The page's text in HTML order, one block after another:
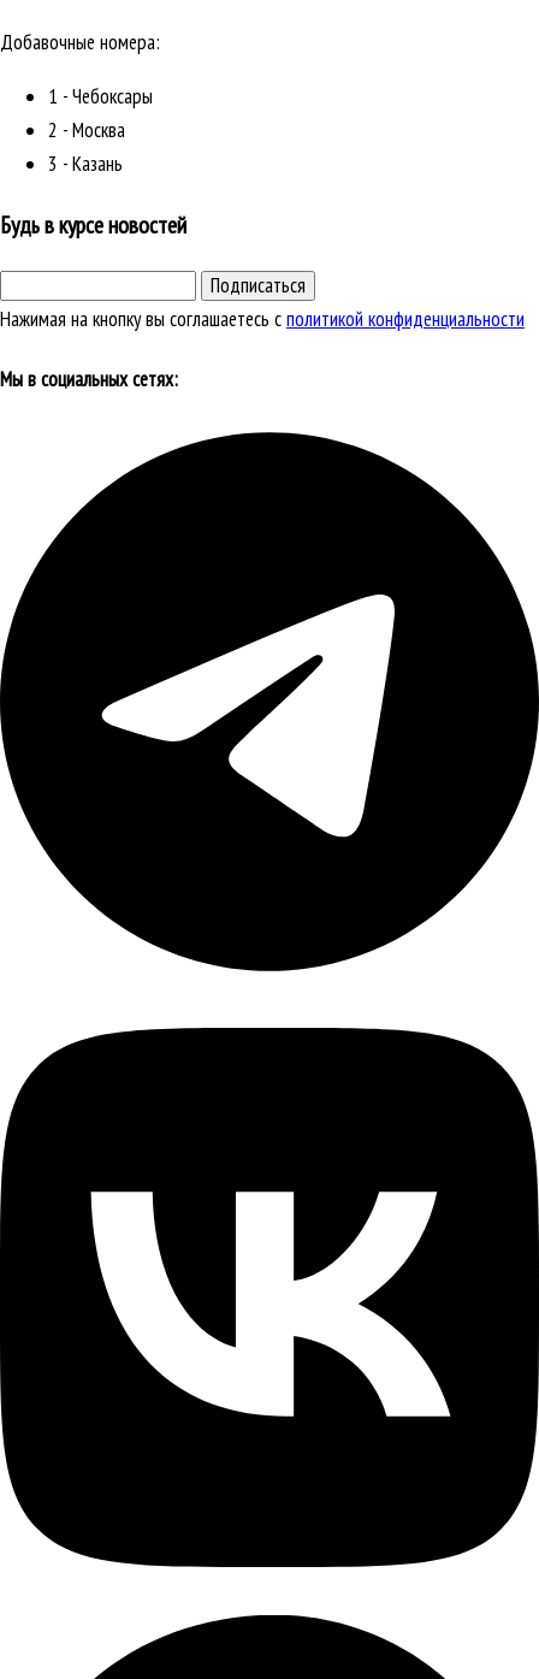
Добавочные номера:
1 - Чебоксары
2 - Москва
3 - Казань
Будь в курсе новостей
Подписаться
Нажимая на кнопку вы соглашаетесь сполитикой конфиденциальности
Мы в социальных сетях: